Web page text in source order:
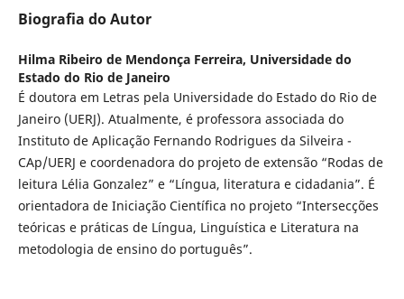
Biografia do Autor
Hilma Ribeiro de Mendonça Ferreira, Universidade do
Estado do Rio de Janeiro
É doutora em Letras pela Universidade do Estado do Rio de
Janeiro (UERJ). Atualmente, é professora associada do
Instituto de Aplicação Fernando Rodrigues da Silveira -
CAp/UERJ e coordenadora do projeto de extensão “Rodas de
leitura Lélia Gonzalez” e “Língua, literatura e cidadania”. É
orientadora de Iniciação Científica no projeto “Intersecções
teóricas e práticas de Língua, Linguística e Literatura na
metodologia de ensino do português”.